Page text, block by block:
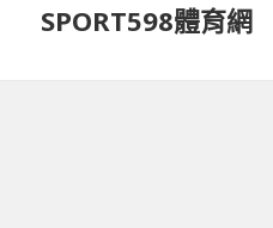
SPORT598體育網